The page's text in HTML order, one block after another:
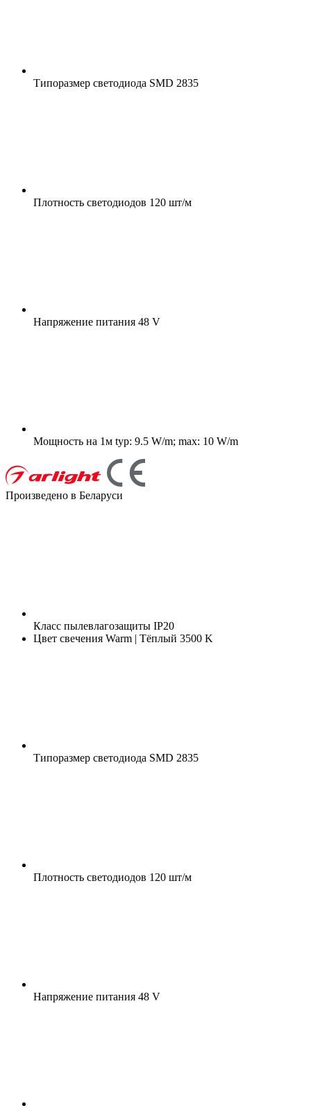
Типоразмер светодиода SMD 2835
Плотность светодиодов 120 шт/м
Напряжение питания 48 V
Мощность на 1м typ: 9.5 W/m; max: 10 W/m
Произведено в Беларуси
Класс пылевлагозащиты IP20
Цвет свечения Warm | Тёплый 3500 K
Типоразмер светодиода SMD 2835
Плотность светодиодов 120 шт/м
Напряжение питания 48 V